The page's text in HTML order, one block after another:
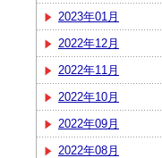
2023年01月
2022年12月
2022年11月
2022年10月
2022年09月
2022年08月